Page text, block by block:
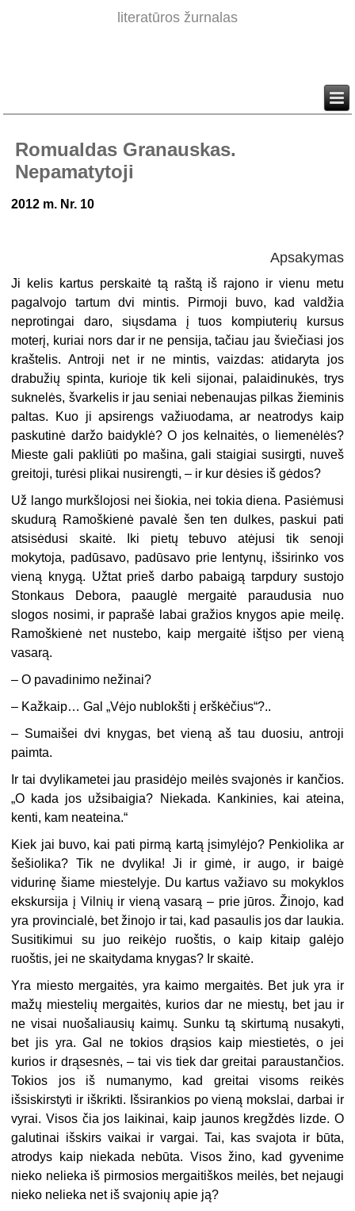
literatūros žurnalas
Romualdas Granauskas.
Nepamatytoji
2012 m. Nr. 10
Apsakymas
Ji kelis kartus perskaitė tą raštą iš rajono ir vienu metu
pagalvojo tartum dvi mintis. Pirmoji buvo, kad valdžia
neprotingai daro, siųsdama į tuos kompiuterių kursus
moterį, kuriai nors dar ir ne pensija, tačiau jau šviečiasi jos
kraštelis. Antroji net ir ne mintis, vaizdas: atidaryta jos
drabužių spinta, kurioje tik keli sijonai, palaidinukės, trys
suknelės, švarkelis ir jau seniai nebenaujas pilkas žieminis
paltas. Kuo ji apsirengs važiuodama, ar neatrodys kaip
paskutinė daržo baidyklė? O jos kelnaitės, o liemenėlės?
Mieste gali pakliūti po mašina, gali staigiai susirgti, nuveš
greitoji, turėsi plikai nusirengti, – ir kur dėsies iš gėdos?
Už lango murkšlojosi nei šiokia, nei tokia diena. Pasiėmusi
skudurą Ramoškienė pavalė šen ten dulkes, paskui pati
atsisėdusi skaitė. Iki pietų tebuvo atėjusi tik senoji
mokytoja, padūsavo, padūsavo prie lentynų, išsirinko vos
vieną knygą. Užtat prieš darbo pabaigą tarpdury sustojo
Stonkaus Debora, paauglė mergaitė paraudusia nuo
slogos nosimi, ir paprašė labai gražios knygos apie meilę.
Ramoškienė net nustebo, kaip mergaitė ištįso per vieną
vasarą.
–O pavadinimo nežinai?
– Kažkaip… Gal „Vėjo nublokšti į erškėčius“?..
– Sumaišei dvi knygas, bet vieną aš tau duosiu, antroji
paimta.
Ir tai dvylikametei jau prasidėjo meilės svajonės ir kančios.
„O kada jos užsibaigia? Niekada. Kankinies, kai ateina,
kenti, kam neateina.“
Kiek jai buvo, kai pati pirmą kartą įsimylėjo? Penkiolika ar
šešiolika? Tik ne dvylika! Ji ir gimė, ir augo, ir baigė
vidurinę šiame miestelyje. Du kartus važiavo su mokyklos
ekskursija į Vilnių ir vieną vasarą – prie jūros. Žinojo, kad
yra provincialė, bet žinojo ir tai, kad pasaulis jos dar laukia.
Susitikimui su juo reikėjo ruoštis, o kaip kitaip galėjo
ruoštis, jei ne skaitydama knygas? Ir skaitė.
Yra miesto mergaitės, yra kaimo mergaitės. Bet juk yra ir
mažų miestelių mergaitės, kurios dar ne miestų, bet jau ir
ne visai nuošaliausių kaimų. Sunku tą skirtumą nusakyti,
bet jis yra. Gal ne tokios drąsios kaip miestietės, o jei
kurios ir drąsesnės, – tai vis tiek dar greitai paraustančios.
Tokios jos iš numanymo, kad greitai visoms reikės
išsiskirstyti ir iškrikti. Išsirankios po vieną mokslai, darbai ir
vyrai. Visos čia jos laikinai, kaip jaunos kregždės lizde. O
galutinai išskirs vaikai ir vargai. Tai, kas svajota ir būta,
atrodys kaip niekada nebūta. Visos žino, kad gyvenime
nieko nelieka iš pirmosios mergaitiškos meilės, bet nejaugi
nieko nelieka net iš svajonių apie ją?